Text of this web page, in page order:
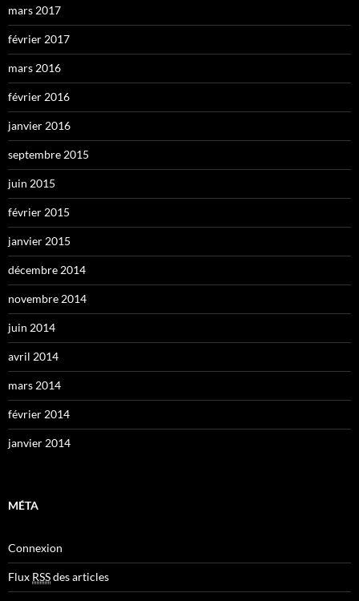
mars 2017
février 2017
mars 2016
février 2016
janvier 2016
septembre 2015
juin 2015
février 2015
janvier 2015
décembre 2014
novembre 2014
juin 2014
avril 2014
mars 2014
février 2014
janvier 2014
MÉTA
Connexion
Flux RSSdes articles